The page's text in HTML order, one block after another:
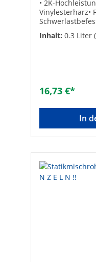
• 2K-
Vinylesterharz•
Standard-
Ankerstangen
08/0175• Inkl.
Lagerfähigkeit:
4562800Marke:
9003881025101
Inhalt: 0.3 Liter
16,73 €*
In